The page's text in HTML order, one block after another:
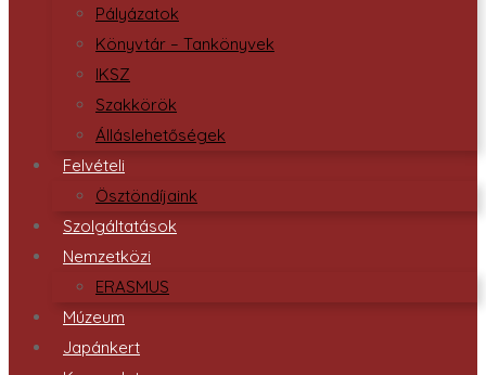
Pályázatok
Könyvtár – Tankönyvek
IKSZ
Szakkörök
Álláslehetőségek
Felvételi
Ösztöndíjaink
Szolgáltatások
Nemzetközi
ERASMUS
Múzeum
Japánkert